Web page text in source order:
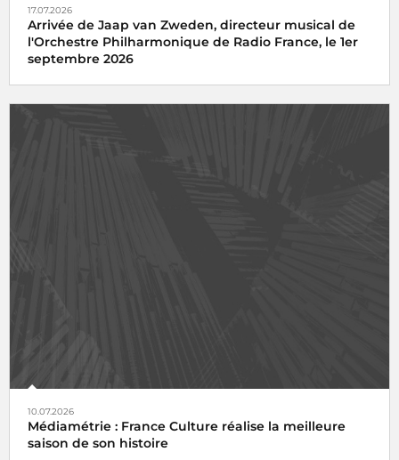
17.07.2026
Arrivée de Jaap van Zweden, directeur musical de
l'Orchestre Philharmonique de Radio France, le 1er
septembre 2026
10.07.2026
Médiamétrie : France Culture réalise la meilleure
saison de son histoire